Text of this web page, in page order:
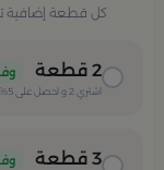
كل قطعة إضافية
2 قطعة
اشتري 2 و احصل على 5%
3 قطعة